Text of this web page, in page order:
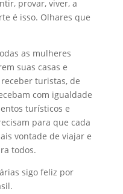
provar, viver, a
é isso. Olhares que
as mulheres
suas casas e
turistas, de
com igualdade
turísticos e
para que cada
vontade de viajar e
todos.
sigo feliz por